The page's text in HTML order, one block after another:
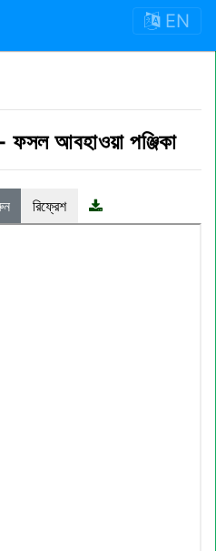
EN
ফসল আবহাওয়া পঞ্জিকা
রিফ্রেশ